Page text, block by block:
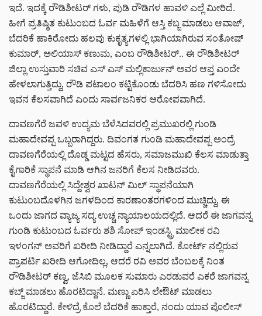
ಇದೆ. ಇದಕ್ಕೆ ರೌಡಿಶೀಟರ್ ಗಳು, ಪುಡಿ ರೌಡಿಗಳ ಹಾವಳಿ ಎಲ್ಲೆ ಮೀರಿದೆ.
ಹೀಗೆ ಪ್ರತಿಷ್ಠಿತ ಕುಟುಂಬದ ಓರ್ವ ಮಹಿಳೆಗೆ ಆಸ್ತಿ ಕಬ್ಜ ಮಾಡಲು ಆವಾಜ್,
ಬೆದರಿಕೆ ಹಾಕಿರೋದು ಹಲವು ಕುಕೃತ್ಯಗಳಲ್ಲಿ ಭಾಗಿಯಾಗಿರುವ ಸಂತೋಷ್
ಕುಮಾರ್, ಅಲಿಯಾಸ್ ಕಣುಮ, ಎಂಬ ರೌಡಿಶೀಟರ್.. ಈ ರೌಡಿಶೀಟರ್
ಜಿಲ್ಲಾ ಉಸ್ತುವಾರಿ ಸಚಿವ ಎಸ್ ಎಸ್ ಮಲ್ಲಿಕಾರ್ಜುನ್ ಅವರ ಆಪ್ತ ಎಂದೇ
ಹೇಳಲಾಗುತ್ತಿದ್ದು, ರೌಡಿ ಪಟಾಲಂ‌ ಕಟ್ಟಿಕೊಂಡು ಬೆದರಿಸಿ ಹಣ ಗಳಿಸೋದು
ಇವನ ಕೆಲಸವಾಗಿದೆ ಎಂದು ಸಾರ್ವಜನಿಕರ ಆರೋಪವಾಗಿದೆ.
ದಾವಣಗೆರೆ ಜವಳಿ ಉದ್ಯಮ ಬೆಳೆಸಿದವರಲ್ಲಿ ಪ್ರಮುಖರಲ್ಲಿ ಗುಂಡಿ
ಮಹಾದೇವಪ್ಪ ಒಬ್ಬರಾಗಿದ್ದರು. ದಿವಂಗತ ಗುಂಡಿ ಮಹಾದೇವಪ್ಪ ಅಂದ್ರೆ
ದಾವಣಗೆರೆಯಲ್ಲಿ ದೊಡ್ಡ ಮಟ್ಟದ ಹೆಸರು, ಸಮಾಜಮುಖಿ ಕೆಲಸ ಮಾಡುತ್ತಾ
ಕೈಗಾರಿಕೆ ಸ್ಥಾಪನೆ ಮಾಡಿ ಆಗಿನ ಜನರಿಗೆ ಕೆಲಸ ನೀಡಿದವರು.
ದಾವಣಗೆರೆಯಲ್ಲಿ ಸಿದ್ದೇಶ್ವರ ಖಾಟನ್ ಮಿಲ್ ಸ್ಥಾಪನೆಯಾಗಿ
ಕುಟುಂಬದೊಳಗಿನ ಜಗಳದಿಂದ ಕಾರಣಾಂತರಗಳಿಂದ ಮುಚ್ಚಿದ್ದು, ಈ
ಒಂದು ಜಾಗದ ವ್ಯಾಜ್ಯ ಸದ್ಯ ಉಚ್ಚ ನ್ಯಾಯಾಲಯದಲ್ಲಿದೆ. ಆದರೆ ಈ ಜಾಗವನ್ನ
ಗುಂಡಿ ಕುಟುಂಬದ ಓರ್ವರು ಶಶಿ ಸೋಪ್ ಇಂಡಸ್ಟ್ರಿ ಮಾಲೀಕ ರವಿ
ಇಳಂಗನ್ ಅವರಿಗೆ ಖರೀದಿ ನೀಡಿದ್ದಾರೆ ಎನ್ನಲಾಗಿದೆ. ಕೋರ್ಟ್ ನಲ್ಲಿರುವ
ಪ್ರಾಪರ್ಟಿ ಖರೀದಿ ಆಗೋದಿಲ್ಲ, ಆದರೆ ರವಿ ಅವರ ಬೆಂಬಲಕ್ಕೆ ನಿಂತ
ರೌಡಿಶೀಟರ್ ಕಣ್ವ, ಜೆಸಿಬಿ ಮೂಲಕ ಸುಮಾರು ಎರಡುವರೆ ಎಕರೆ ಜಾಗವನ್ನ
ಕಬ್ಜ್ ಮಾಡಲು ಹೊರಟಿದ್ದಾನೆ. ಮಣ್ಣು ಏರಿಸಿ ಲೇಔಟ್ ಮಾಡಲು
ಹೊರಟಿದ್ದಾರೆ. ಕೇಳಿದ್ರೆ ಕೊಲೆ ಬೆದರಿಕೆ ಹಾಕ್ತಾರೆ, ನಂದು ಯಾವ ಪೊಲೀಸ್